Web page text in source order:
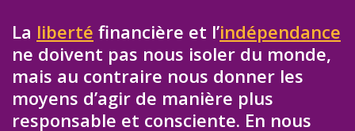
La liberté financière et l’indépendance
ne doivent pas nous isoler du monde,
mais au contraire nous donner les
moyens d’agir de manière plus
responsable et consciente. En nous